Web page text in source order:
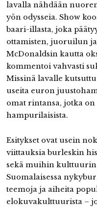
lavalla nähdään
yön odysseia. Show
baari-illasta, joka
ottamisten, juoruilun
McDonaldsin kautta
kommentoi vahvasti
Missinä lavalle
useita euron
omat rintansa, jotka
hampurilaisista.
Esitykset ovat usein
viittauksia burleskin
sekä muihin
Suomalaisessa
teemoja ja aiheita
elokuvakulttuurista –